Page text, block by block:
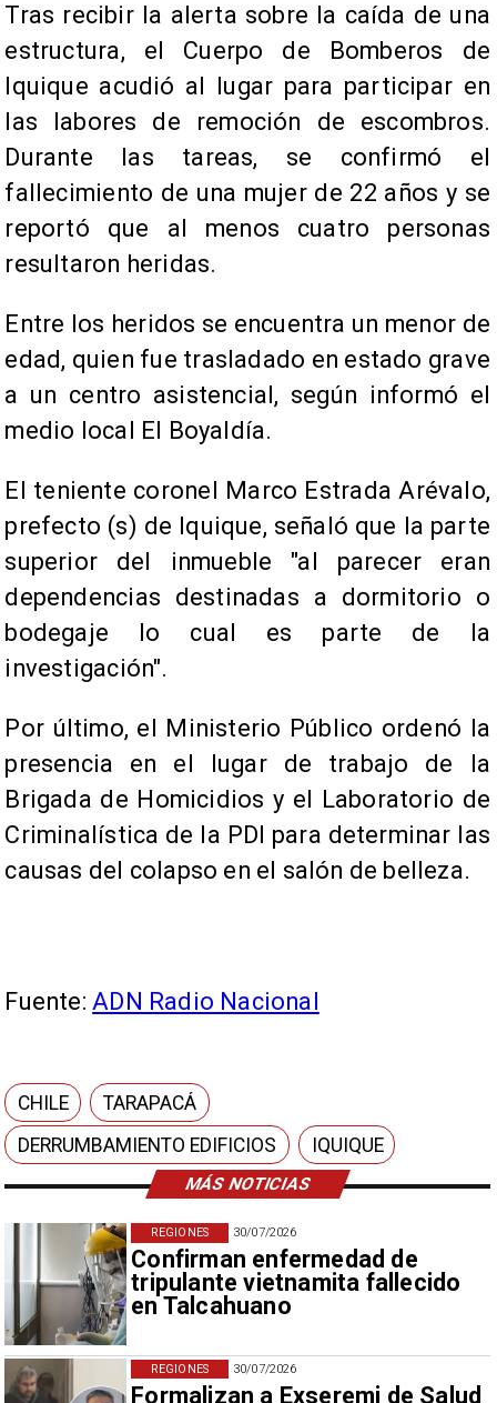
MÁS NOTICIAS
30/07/2026
Confirman enfermedad de
tripulante vietnamita fallecido
en Talcahuano
REGIONES
30/07/2026
Formalizan a Exseremi de Salud
REGIONES
Tras recibir la alerta sobre la caída de una
estructura, el Cuerpo de Bomberos de
Iquique acudió al lugar para participar en
las labores de remoción de escombros.
Durante las tareas, se confirmó el
fallecimiento de una mujer de 22 años y se
reportó que al menos cuatro personas
resultaron heridas.
Entre los heridos se encuentra un menor de
edad, quien fue trasladado en estado grave
a un centro asistencial, según informó el
medio local El Boyaldía.
El teniente coronel Marco Estrada Arévalo,
prefecto (s) de Iquique, señaló que la parte
superior del inmueble "al parecer eran
dependencias destinadas a dormitorio o
bodegaje lo cual es parte de la
investigación".
Por último, el Ministerio Público ordenó la
presencia en el lugar de trabajo de la
Brigada de Homicidios y el Laboratorio de
Criminalística de la PDI para determinar las
causas del colapso en el salón de belleza.
Fuente:ADN Radio Nacional
CHILE
TARAPACÁ
DERRUMBAMIENTO EDIFICIOS
IQUIQUE